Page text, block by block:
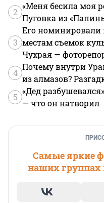
2
«Меня бесила моя
Пуговка из
3
Его номинировали
местам съемок
Чухрая —
4
Почему внутри
из алмазов?
5
«Дед
— что он натворил
Самые яркие
наших группах